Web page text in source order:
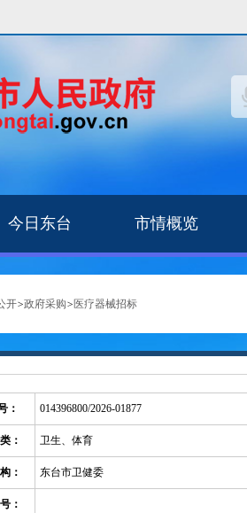
今日东台 市情概览
开>政府采购> 医疗器械招标
： 014396800/2026-01877
： 卫生、体育
： 东台市卫健委
：